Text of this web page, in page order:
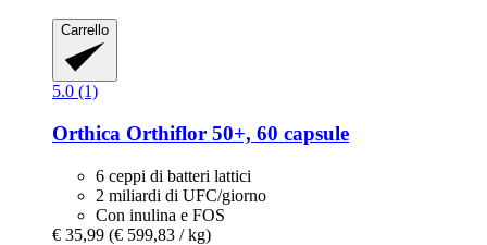
Carrello
5.0 (1)
Orthica Orthiflor 50+, 60 capsule
6 ceppi di batteri lattici
2 miliardi di UFC/giorno
Con inulina e FOS
€ 35,99 (€ 599,83 / kg)